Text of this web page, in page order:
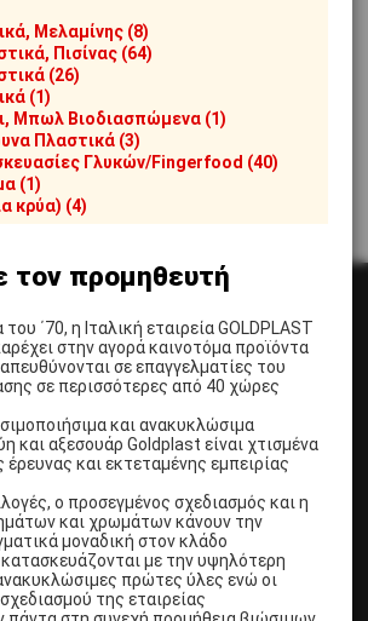
7%
την
2%.
200€
μετρητά
ή 48 έντοκες δόσεις
Ανάλογα την αξία της
εξοφλήσετε σε
έως
48 δόσεις
προνομιακό επιτόκιο.
Βίας
επιλέξετε
Άμεση ολοκλήρωση
λιγότερο από 2 λεπτά.
Αγορά χωρίς εγγραφή,
Αμεση αποστολή σε 1-2
ημέρες.
Δωρεάν μεταφορά στην
Αθήνα ή σε πρακτορείο
μεταφορών για αγορές
Μελαμίνης (8)
Πισίνας (64)
(26)
(1)
Μπωλ Βιοδιασπώμενα (1)
Πλαστικά (3)
Γλυκών/Fingerfood (40)
(1)
κρύα) (4)
τον προμηθευτή
΄70, η Ιταλική εταιρεία GOLDPLAST
στην αγορά καινοτόμα προϊόντα
σε επαγγελματίες του
σε περισσότερες από 40 χώρες
και ανακυκλώσιμα
και αξεσουάρ Goldplast είναι χτισμένα
και εκτεταμένης εμπειρίας
ο προσεγμένος σχεδιασμός και η
και χρωμάτων κάνουν την
μοναδική στον κλάδο
με την υψηλότερη
πρώτες ύλες ενώ οι
της εταιρείας